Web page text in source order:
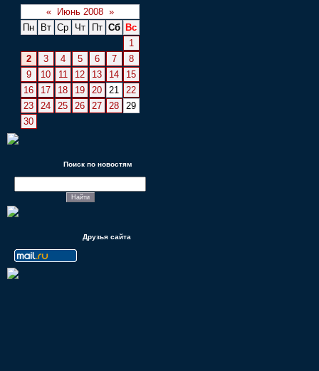
« Июнь 2008 »
Пн
Вт Ср Чт Пт Сб
Вс
1
2
3 4 5 6 7
8
9
10 11 12 13 14
15
16
17 18 19 20 21
22
23
24 25 26 27 28
29
30
Поиск по новостям
Друзья сайта